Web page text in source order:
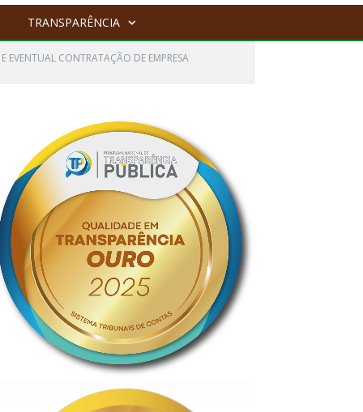
TRANSPARÊNCIA
EVENTUAL CONTRATAÇÃO DE EMPRESA